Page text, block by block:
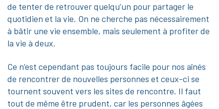
de tenter de retrouver quelqu’un pour partager le
quotidien et la vie. On ne cherche pas nécessairement
à bâtir une vie ensemble, mais seulement à profiter de
la vie à deux.
Ce n’est cependant pas toujours facile pour nos aînés
de rencontrer de nouvelles personnes et ceux-ci se
tournent souvent vers les sites de rencontre. Il faut
tout de même être prudent, car les personnes âgées